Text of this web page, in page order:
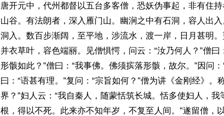
唐开元中，代州都督以五台多客僧，恐妖伪事起，非有住
山谷。有法朗者，深入雁门山。幽涧之中有石洞，容人出
洞入。数百步渐阔，至平地，涉流水，渡一岸，日月甚明
并衣草叶，容色端丽。见僧惧愕，问云：“汝乃何人？”僧曰
形骸如此？”僧曰：“我事佛。佛须摈落形骸，故尔。”因问
曰：“语甚有理。”复问：“宗旨如何？”僧为讲《金刚经》。
界？”妇人云：“我自秦人，随蒙恬筑长城。恬多使妇人，
根，得以不死。此来亦不知年岁，不复至人间。”遂留僧，